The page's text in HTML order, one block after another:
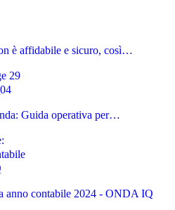
è affidabile e sicuro, così…
Guida operativa per…
anno contabile 2024 - ONDA IQ